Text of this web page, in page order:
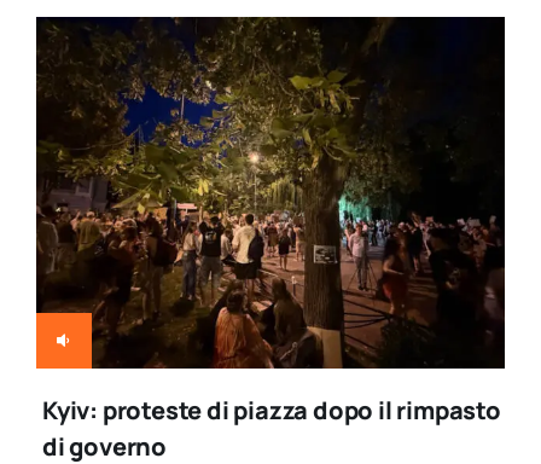
Kyiv: proteste di piazza dopo il rimpasto
di governo